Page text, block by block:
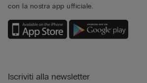
con la nostra app ufficiale.
Iscriviti alla newsletter